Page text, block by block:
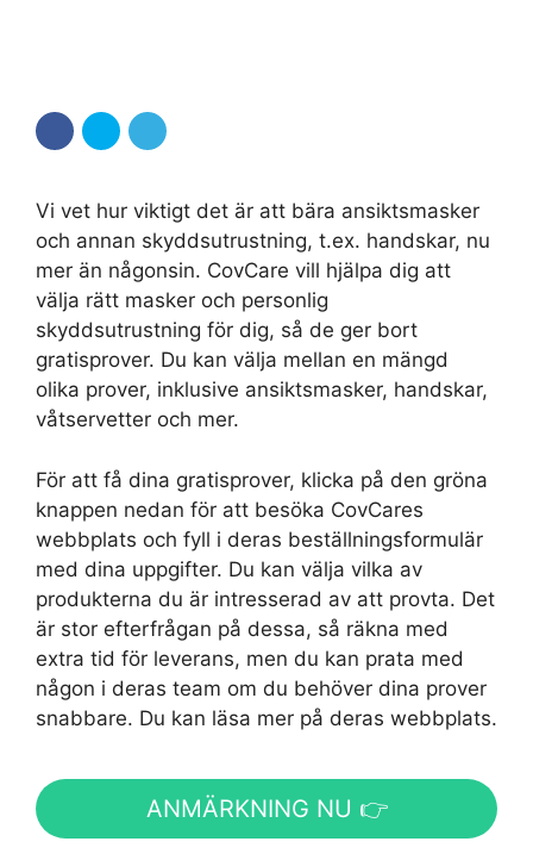
Vi vet hur viktigt det är att bära ansiktsmasker
och annan skyddsutrustning, t.ex. handskar, nu
mer än någonsin. CovCare vill hjälpa dig att
välja rätt masker och personlig
skyddsutrustning för dig, så de ger bort
gratisprover. Du kan välja mellan en mängd
olika prover, inklusive ansiktsmasker, handskar,
våtservetter och mer.
För att få dina gratisprover, klicka på den gröna
knappen nedan för att besöka CovCares
webbplats och fyll i deras beställningsformulär
med dina uppgifter. Du kan välja vilka av
produkterna du är intresserad av att provta. Det
är stor efterfrågan på dessa, så räkna med
extra tid för leverans, men du kan prata med
någon i deras team om du behöver dina prover
snabbare. Du kan läsa mer på deras webbplats.
ANMÄRKNING NU 👉